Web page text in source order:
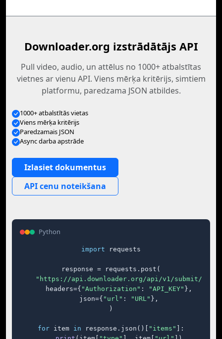
Downloader.org izstrādātājs API
Pull video, audio, un attēlus no 1000+ atbalstītas
vietnes ar vienu API. Viens mērķa kritērijs, simtiem
platformu, paredzama JSON atbildes.
1000+ atbalstītās vietas
Viens mērķa kritērijs
Paredzamais JSON
Async darba apstrāde
Izlasiet dokumentus
API cenu noteikšana
Python
import requests
response = requests.post(
"https://api.downloader.org/api/v1/submit/"
    headers={
"Authorization" : "API_KEY" },
    json={
"url" : "URL" },
)
for item in response.json()[ "items"
]: